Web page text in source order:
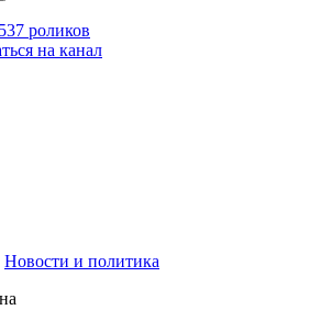
роликов
на канал
Новости и политика